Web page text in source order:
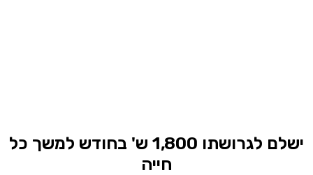
ישלם לגרושתו 1,800 ש' בחודש למשך כל
חייה